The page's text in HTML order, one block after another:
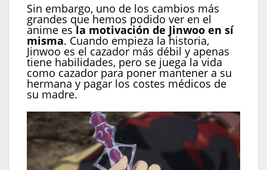
Sin embargo, uno de los cambios más
grandes que hemos podido ver en el
anime esla motivación de Jinwoo en sí
misma. Cuando empieza la historia,
Jinwoo es el cazador más débil y apenas
tiene habilidades, pero se juega la vida
como cazador para poner mantener a su
hermana y pagar los costes médicos de
su madre.